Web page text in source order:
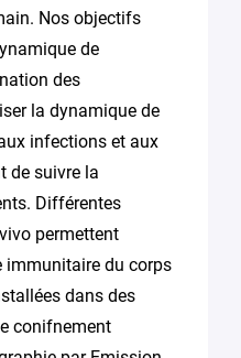
Nos objectifs
de
des
la dynamique de
infections et aux
de suivre la
Différentes
permettent
immunitaire du corps
dans des
conifnement